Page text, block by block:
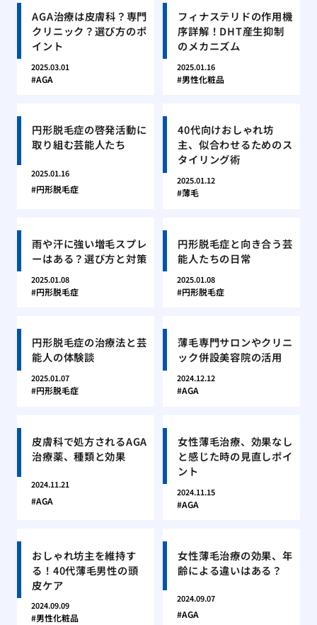
AGA治療は皮膚科？専門
クリニック？選び方のポ
イント
2025.03.01
AGA
フィナステリドの作用機
序詳解！DHT産生抑制
のメカニズム
2025.01.16
男性化粧品
円形脱毛症の啓発活動に
取り組む芸能人たち
2025.01.16
円形脱毛症
40代向けおしゃれ坊
主、似合わせるためのス
タイリング術
2025.01.12
薄毛
雨や汗に強い増毛スプレ
ーはある？選び方と対策
2025.01.08
円形脱毛症
円形脱毛症と向き合う芸
能人たちの日常
2025.01.08
円形脱毛症
円形脱毛症の治療法と芸
能人の体験談
2025.01.07
円形脱毛症
薄毛専門サロンやクリニ
ック併設美容院の活用
2024.12.12
AGA
皮膚科で処方されるAGA
治療薬、種類と効果
2024.11.21
AGA
女性薄毛治療、効果なし
と感じた時の見直しポイ
ント
2024.11.15
AGA
おしゃれ坊主を維持す
る！40代薄毛男性の頭
皮ケア
2024.09.09
男性化粧品
女性薄毛治療の効果、年
齢による違いはある？
2024.09.07
AGA